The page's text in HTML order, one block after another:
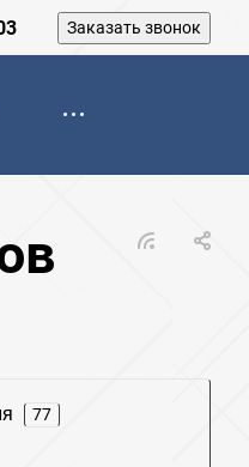
Заказать звонок
77